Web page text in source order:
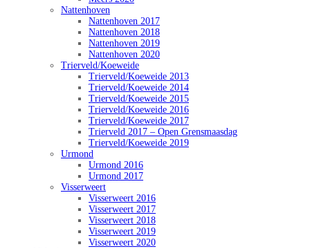
Nattenhoven
Nattenhoven 2017
Nattenhoven 2018
Nattenhoven 2019
Nattenhoven 2020
Trierveld/Koeweide
Trierveld/Koeweide 2013
Trierveld/Koeweide 2014
Trierveld/Koeweide 2015
Trierveld/Koeweide 2016
Trierveld/Koeweide 2017
Trierveld 2017 – Open Grensmaasdag
Trierveld/Koeweide 2019
Urmond
Urmond 2016
Urmond 2017
Visserweert
Visserweert 2016
Visserweert 2017
Visserweert 2018
Visserweert 2019
Visserweert 2020